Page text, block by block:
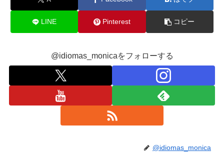
LINE Pinterest コピー
@idiomas_monicaをフォローする
@idiomas_monica